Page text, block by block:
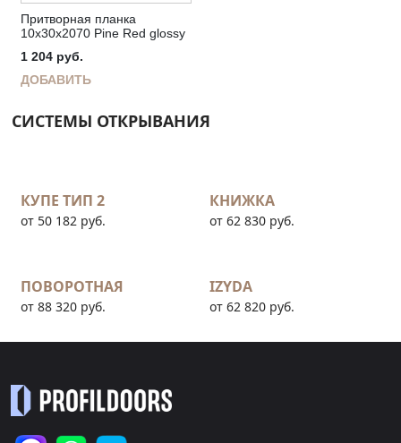
Притворная планка
10х30х2070 Pine Red glossy
1 204 руб.
ДОБАВИТЬ
СИСТЕМЫ ОТКРЫВАНИЯ
КУПЕ ТИП 2
от 50 182 руб.
КНИЖКА
от 62 830 руб.
ПОВОРОТНАЯ
от 88 320 руб.
IZYDA
от 62 820 руб.